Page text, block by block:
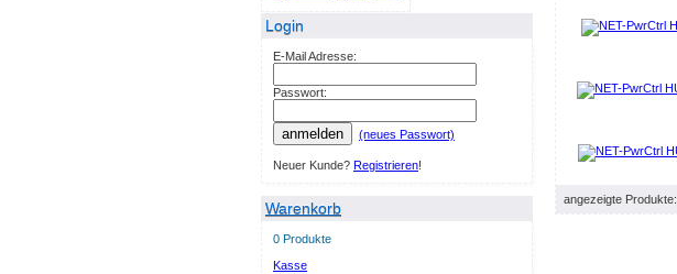
Login
E-Mail Adresse:
Passwort:
anmelden (neues Passwort)
Neuer Kunde? Registrieren!
Warenkorb
0 Produkte
Kasse
angezeigte Produkte: